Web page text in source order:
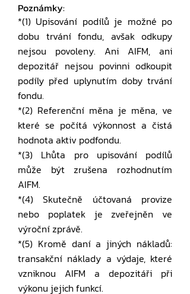
Poznámky:
*(1) Upisování podílů je možné po
dobu trvání fondu, avšak odkupy
nejsou povoleny. Ani AIFM, ani
depozitář nejsou povinni odkoupit
podíly před uplynutím doby trvání
fondu.
*(2) Referenční měna je měna, ve
které se počítá výkonnost a čistá
hodnota aktiv podfondu.
*(3) Lhůta pro upisování podílů
může být zrušena rozhodnutím
AIFM.
*(4) Skutečně účtovaná provize
nebo poplatek je zveřejněn ve
výroční zprávě.
*(5) Kromě daní a jiných nákladů:
transakční náklady a výdaje, které
vzniknou AIFM a depozitáři při
výkonu jejich funkcí.